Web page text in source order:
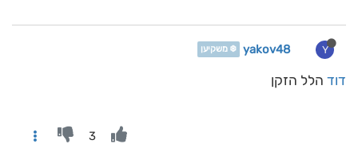
Y
yakov48 ❄️ משקיען
דוד הלל הזקן
3